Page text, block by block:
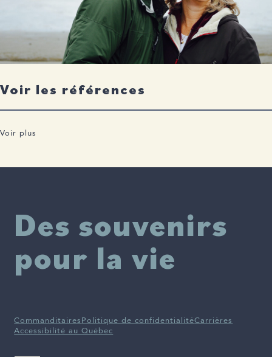
Voir les références
Voir plus
Des souvenirs
pour la vie
CommanditairesPolitique de confidentialitéCarrières
Accessibilité au Québec